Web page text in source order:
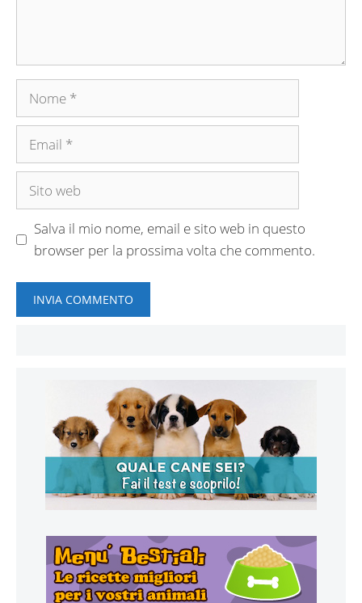
Nome
Email
Sito
Salva il mio nome, email e sito web in questo
browser per la prossima volta che commento.